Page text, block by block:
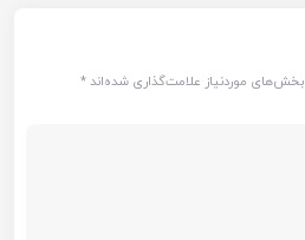
بخش‌های موردنیاز علامت‌گذاری شده‌اند*